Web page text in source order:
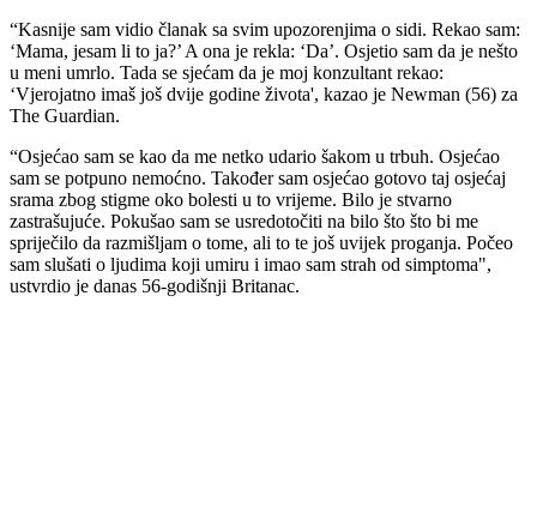
“Kasnije sam vidio članak sa svim upozorenjima o sidi. Rekao sam:
‘Mama, jesam li to ja?’ A ona je rekla: ‘Da’. Osjetio sam da je nešto
u meni umrlo. Tada se sjećam da je moj konzultant rekao:
‘Vjerojatno imaš još dvije godine života', kazao je Newman (56) za
The Guardian.
“Osjećao sam se kao da me netko udario šakom u trbuh. Osjećao
sam se potpuno nemoćno. Također sam osjećao gotovo taj osjećaj
srama zbog stigme oko bolesti u to vrijeme. Bilo je stvarno
zastrašujuće. Pokušao sam se usredotočiti na bilo što što bi me
spriječilo da razmišljam o tome, ali to te još uvijek proganja. Počeo
sam slušati o ljudima koji umiru i imao sam strah od simptoma",
ustvrdio je danas 56-godišnji Britanac.